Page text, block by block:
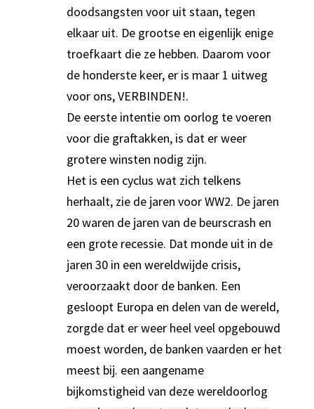
doodsangsten voor uit staan, tegen
elkaar uit. De grootse en eigenlijk enige
troefkaart die ze hebben. Daarom voor
de honderste keer, er is maar 1 uitweg
voor ons, VERBINDEN!.
De eerste intentie om oorlog te voeren
voor die graftakken, is dat er weer
grotere winsten nodig zijn.
Het is een cyclus wat zich telkens
herhaalt, zie de jaren voor WW2. De jaren
20 waren de jaren van de beurscrash en
een grote recessie. Dat monde uit in de
jaren 30 in een wereldwijde crisis,
veroorzaakt door de banken. Een
gesloopt Europa en delen van de wereld,
zorgde dat er weer heel veel opgebouwd
moest worden, de banken vaarden er het
meest bij. een aangename
bijkomstigheid van deze wereldoorlog